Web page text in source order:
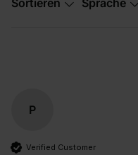
Sortieren Sprache
P
Verified Customer